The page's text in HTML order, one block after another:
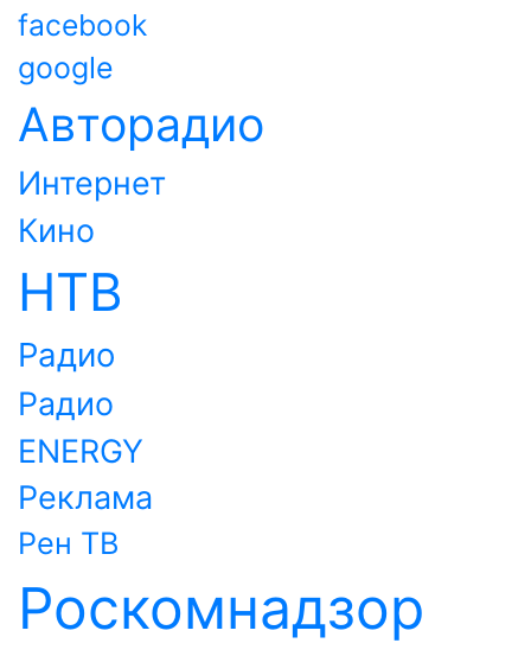
facebook
google
Авторадио
Интернет
Кино
НТВ
Радио
Радио
ENERGY
Реклама
Рен ТВ
Роскомнадзор